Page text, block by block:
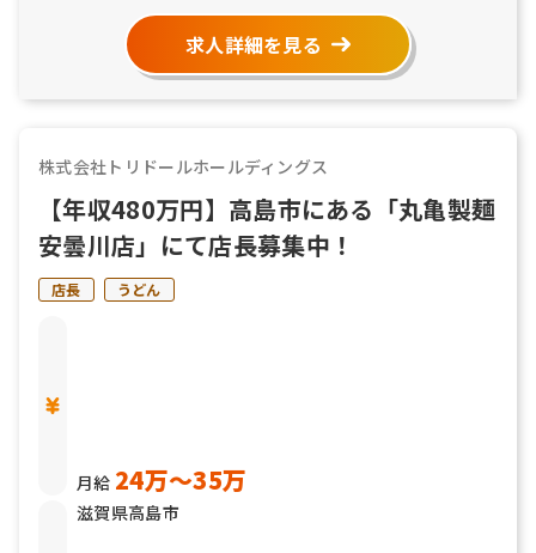
求人詳細を見る
株式会社トリドールホールディングス
【年収480万円】高島市にある「丸亀製麺
安曇川店」にて店長募集中！
店長 うどん
月給 24万〜35万
滋賀県高島市